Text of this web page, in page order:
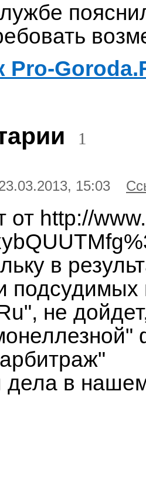
Pro-
1
15:03
от http://
в
не
дела в